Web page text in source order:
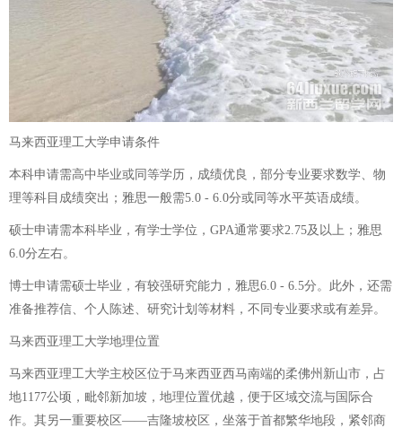
马来西亚理工大学申请条件
本科申请需高中毕业或同等学历，成绩优良，部分专业要求数学、物
理等科目成绩突出；雅思一般需5.0 - 6.0分或同等水平英语成绩。
硕士申请需本科毕业，有学士学位，GPA通常要求2.75及以上；雅思
6.0分左右。
博士申请需硕士毕业，有较强研究能力，雅思6.0 - 6.5分。此外，还需
准备推荐信、个人陈述、研究计划等材料，不同专业要求或有差异。
马来西亚理工大学地理位置
马来西亚理工大学主校区位于马来西亚西马南端的柔佛州新山市，占
地1177公顷，毗邻新加坡，地理位置优越，便于区域交流与国际合
作。其另一重要校区——吉隆坡校区，坐落于首都繁华地段，紧邻商